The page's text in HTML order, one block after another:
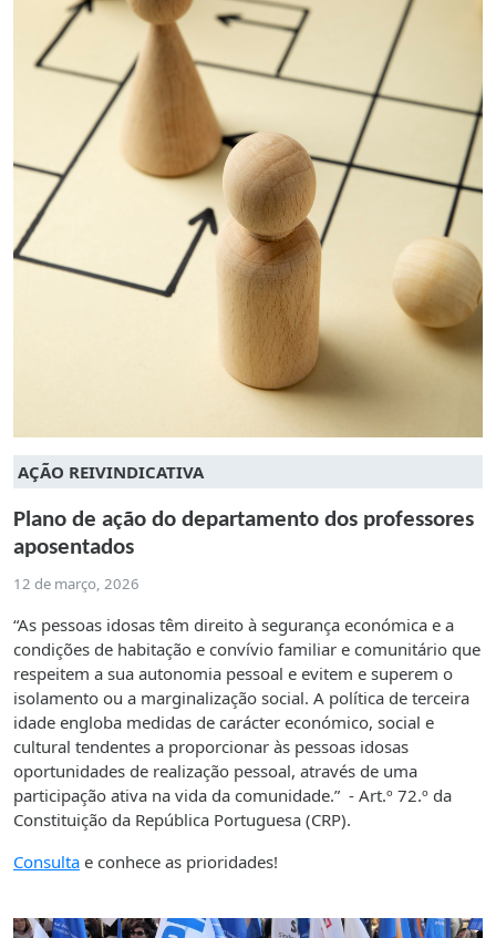
AÇÃO REIVINDICATIVA
Plano de ação do departamento dos professores
aposentados
12 de março, 2026
“As pessoas idosas têm direito à segurança económica e a
condições de habitação e convívio familiar e comunitário que
respeitem a sua autonomia pessoal e evitem e superem o
isolamento ou a marginalização social. A política de terceira
idade engloba medidas de carácter económico, social e
cultural tendentes a proporcionar às pessoas idosas
oportunidades de realização pessoal, através de uma
participação ativa na vida da comunidade.” - Art.º 72.º da
Constituição da República Portuguesa (CRP).
Consulta e conhece as prioridades!